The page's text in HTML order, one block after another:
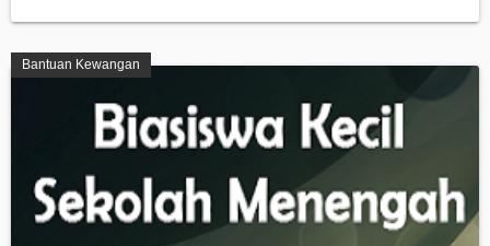
Bantuan Kewangan